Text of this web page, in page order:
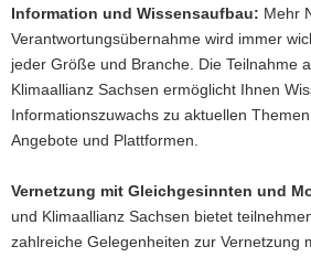
a
t
Information und Wissensaufbau: Mehr
Verantwortungsübernahme wird immer
jeder Größe und Branche. Die Teilnahme
Klimaallianz Sachsen ermöglicht Ihnen
Informationszuwachs zu aktuellen
Angebote und Plattformen.
Vernetzung mit Gleichgesinnten und
und Klimaallianz Sachsen bietet
zahlreiche Gelegenheiten zur Vernetzung